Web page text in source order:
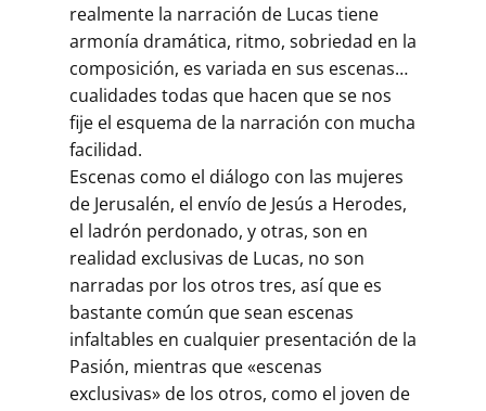
realmente la narración de Lucas tiene
armonía dramática, ritmo, sobriedad en la
composición, es variada en sus escenas…
cualidades todas que hacen que se nos
fije el esquema de la narración con mucha
facilidad.
Escenas como el diálogo con las mujeres
de Jerusalén, el envío de Jesús a Herodes,
el ladrón perdonado, y otras, son en
realidad exclusivas de Lucas, no son
narradas por los otros tres, así que es
bastante común que sean escenas
infaltables en cualquier presentación de la
Pasión, mientras que «escenas
exclusivas» de los otros, como el joven de